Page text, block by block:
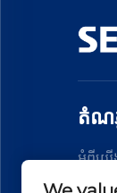
តំណ
អំពីយើ